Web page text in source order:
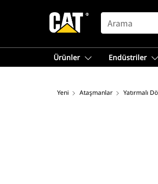
SEARCH
Ürünler Endüstriler
Yeni Ataşmanlar Yatırmalı